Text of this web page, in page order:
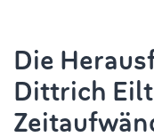
Die
Dittrich